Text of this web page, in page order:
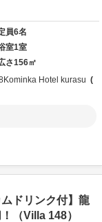
員6名
室1室
さ156㎡
Kominka Hotel kurasu
ドリンク付】龍
（Villa 148）